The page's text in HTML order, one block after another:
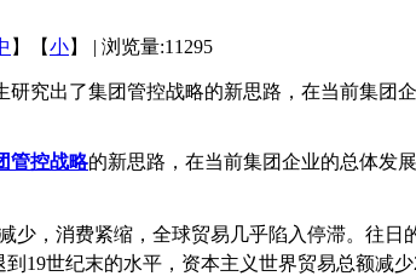
】【小】 | 浏览量:11295
究出了集团管控战略的新思路，在当前集
管控战略的新思路，在当前集团企业的总体发
，消费紧缩，全球贸易几乎陷入停滞。往
19世纪末的水平，资本主义世界贸易总额减少